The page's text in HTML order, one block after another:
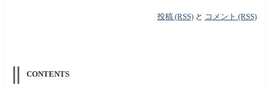
投稿 (RSS)と コメント (RSS)
CONTENTS